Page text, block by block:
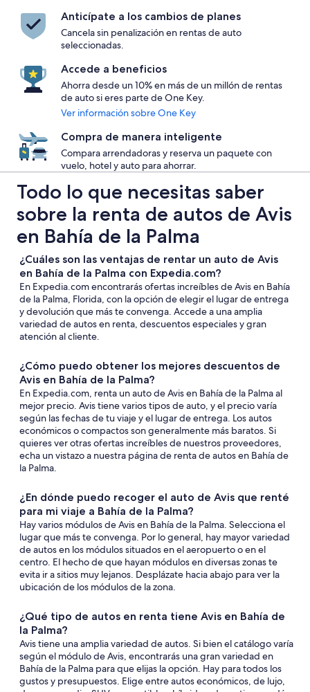
Anticípate a los cambios de planes
Cancela sin penalización en rentas de auto
seleccionadas.
Accede a beneficios
Ahorra desde un 10% en más de un millón de rentas
de auto si eres parte de One Key.
Ver información sobre One Key
Compra de manera inteligente
Compara arrendadoras y reserva un paquete con
vuelo, hotel y auto para ahorrar.
Todo lo que necesitas saber
sobre la renta de autos de Avis
en Bahía de la Palma
¿Cuáles son las ventajas de rentar un auto de Avis
en Bahía de la Palma con Expedia.com?
En Expedia.com encontrarás ofertas increíbles de Avis en Bahía
de la Palma, Florida, con la opción de elegir el lugar de entrega
y devolución que más te convenga. Accede a una amplia
variedad de autos en renta, descuentos especiales y gran
atención al cliente.
¿Cómo puedo obtener los mejores descuentos de
Avis en Bahía de la Palma?
En Expedia.com, renta un auto de Avis en Bahía de la Palma al
mejor precio. Avis tiene varios tipos de auto, y el precio varía
según las fechas de tu viaje y el lugar de entrega. Los autos
económicos o compactos son generalmente más baratos. Si
quieres ver otras ofertas increíbles de nuestros proveedores,
echa un vistazo a nuestra página de renta de autos en Bahía de
la Palma.
¿En dónde puedo recoger el auto de Avis que renté
para mi viaje a Bahía de la Palma?
Hay varios módulos de Avis en Bahía de la Palma. Selecciona el
lugar que más te convenga. Por lo general, hay mayor variedad
de autos en los módulos situados en el aeropuerto o en el
centro. El hecho de que hayan módulos en diversas zonas te
evita ir a sitios muy lejanos. Desplázate hacia abajo para ver la
ubicación de los módulos de la zona.
¿Qué tipo de autos en renta tiene Avis en Bahía de
la Palma?
Avis tiene una amplia variedad de autos. Si bien el catálogo varía
según el módulo de Avis, encontrarás una gran variedad en
Bahía de la Palma para que elijas la opción. Hay para todos los
gustos y presupuestos. Elige entre autos económicos, de lujo,